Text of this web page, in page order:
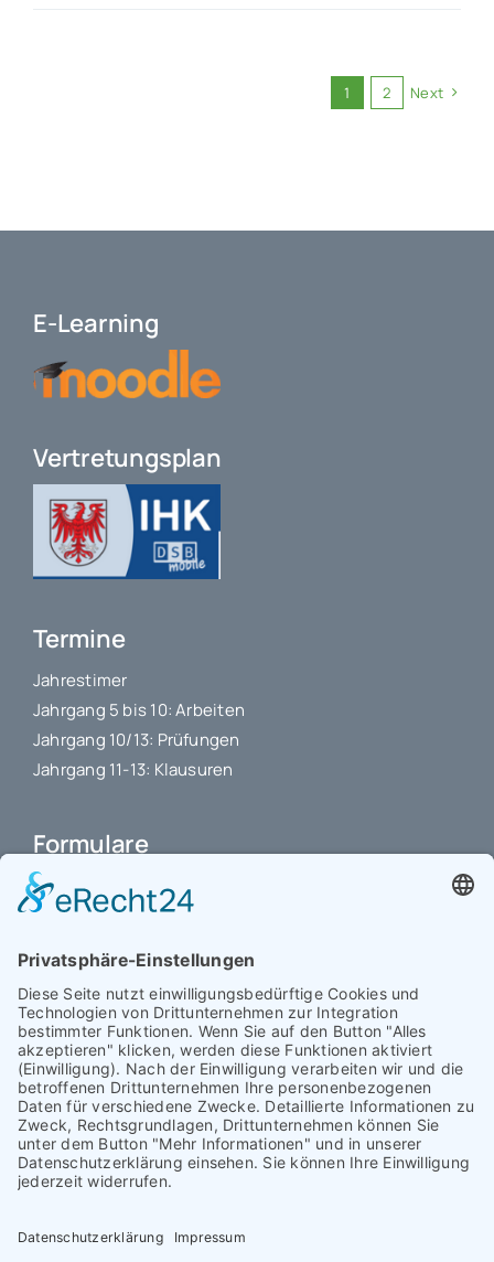
1 2 Next
E-Learning
Vertretungsplan
Termine
Jahrestimer
Jahrgang 5 bis 10: Arbeiten
Jahrgang 10/13: Prüfungen
Jahrgang 11-13: Klausuren
Formulare
Schulbuchkauf Schuljahr 2026-2027
Antrag auf Erstattung von Auslagen
Interner L-S-Beschwerdezettel
Antrag auf Freistellung vom Unterricht
Antrag für selbstständigen Heimweg bei Unwohlsein
(ab Jg. 9)
Antrag 10GL Pausenregelung
Datenschutz-Information
IT-Nutzungsvereinbarung
Schülerbetriebspraktikum Jg. 8-10